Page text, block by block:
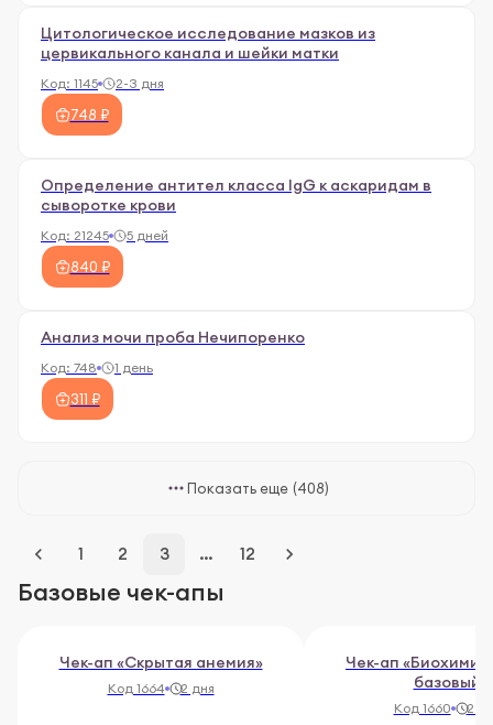
Базовые чек-апы
Чек-ап «Скрытая анемия»
Код 1664 2 дня
Чек-ап
базовый
Код 1660 2
Цитологическое исследование мазков из
цервикального канала и шейки матки
Код: 1145 2-3 дня
748 ₽
Определение антител класса IgG к аскаридам в
сыворотке крови
Код: 21245 5 дней
840 ₽
Анализ мочи проба Нечипоренко
Код: 748 1 день
311 ₽
Показать еще (408)
keyboard_arrow_left 1 2 3 … 12 keyboard_arrow_right